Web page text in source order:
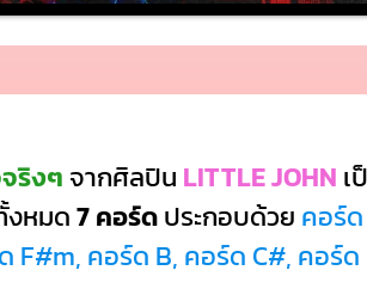
ริงๆ จากศิลปิน LITTLE JOHN เ
งหมด7 คอร์ดประกอบด้วย คอร์
F#m, คอร์ด B, คอร์ด C#, คอร์ด